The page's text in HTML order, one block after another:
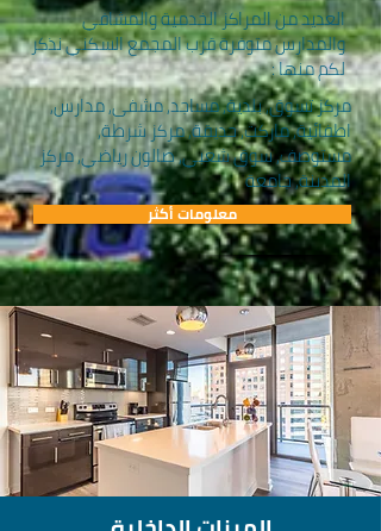
مركز تسوق, بلدية, مساجد, مشفى, مدارس,
اطفائية, ماركت, حديقة, مركز شرطة,
مستوصف, سوق شعبي, صالون رياضي, مركز
المدينة, جامعة
معلومات أكثر
العديد من المراكز الخدمية والمشافي
والمدارس متوفرة قرب المجمع السكني نذكر
لكم منها :